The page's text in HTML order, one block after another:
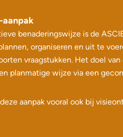
aanpak
benaderingswijze is de
organiseren en uit te
vraagstukken. Het doel
planmatige wijze via een
aanpak vooral ook bij